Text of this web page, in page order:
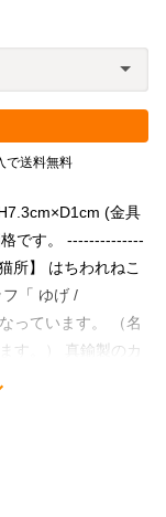
で送料無料
(金具
です。 --------------
所】 はちわれねこ
「 ゆげ /
っています。 （名
す。） 真鍮製のカ
してもバッグチャ
本革 ヌメ革
なめし 革製品 革